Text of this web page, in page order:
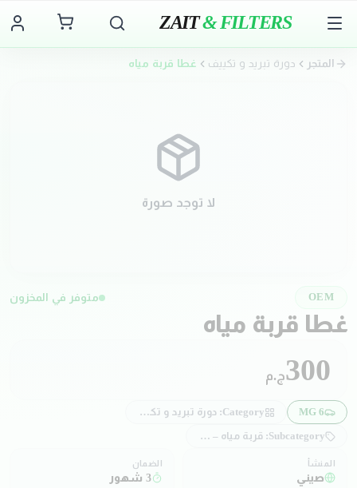
ZAIT& FILTERS
المتجر دورة تبريد و تكييف غطا قربة مياه
لا توجد صورة
OEM متوفر في المخزون
غطا قربة مياه
300ج.م
MG 6
Category: دورة تبريد و تكييف
Subcategory: قربة مياه – غطاء قربة مياه
المنشأ
صيني
الضمان
3 شهور